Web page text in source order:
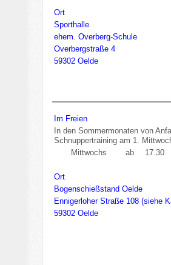
Ort
Sporthalle
ehem. Overberg-Schule
Overbergstraße 4
59302 Oelde
Im Freien
In den Sommermonaten von
Schnuppertraining am 1.
Mittwochs
ab 17.30
Ort
Bogenschießstand Oelde
Ennigerloher Straße 108 (siehe
59302 Oelde